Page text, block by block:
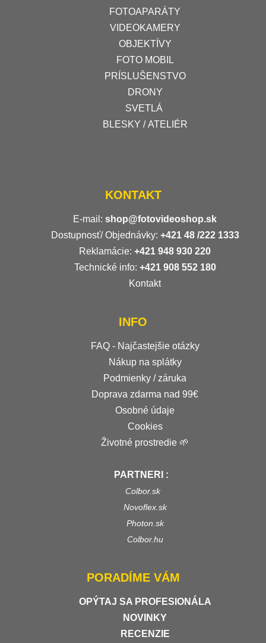
FOTOAPARÁTY
VIDEOKAMERY
OBJEKTÍVY
FOTO MOBIL
PRÍSLUŠENSTVO
DRONY
SVETLÁ
BLESKY / ATELIÉR
KONTAKT
E-mail: shop@fotovideoshop.sk
Dostupnosť/ Objednávky: +421 48 /222 1333
Reklamácie: +421 948 930 220
Technické info: +421 908 552 180
Kontakt
INFO
FAQ - Najčastejšie otázky
Nákup na splátky
Podmienky / záruka
Doprava zdarma nad 99€
Osobné údaje
Cookies
Životné prostredie 🌱
PARTNERI :
Colbor.sk
Novoflex.sk
Photon.sk
Colbor.hu
PORADÍME VÁM
OPÝTAJ SA PROFESIONÁLA
NOVINKY
RECENZIE